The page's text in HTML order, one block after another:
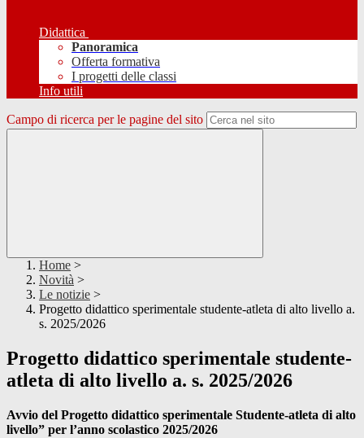
Didattica
Panoramica
Offerta formativa
I progetti delle classi
Info utili
Campo di ricerca per le pagine del sito
Home >
Novità >
Le notizie >
Progetto didattico sperimentale studente-atleta di alto livello a.
s. 2025/2026
Progetto didattico sperimentale studente-
atleta di alto livello a. s. 2025/2026
Avvio del Progetto didattico sperimentale Studente-atleta di alto
livello” per l’anno scolastico 2025/2026